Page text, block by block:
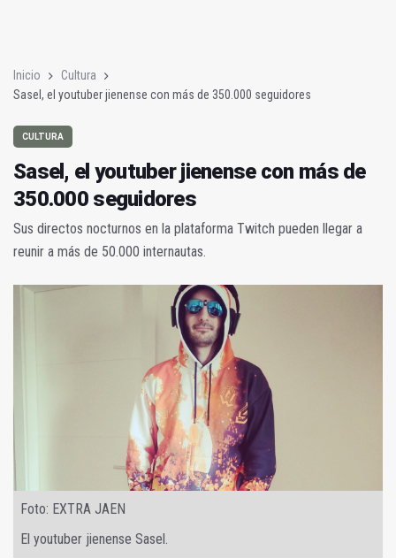
Inicio
Cultura
Sasel, el youtuber jienense con más de 350.000 seguidores
CULTURA
Sasel, el youtuber jienense con más de
350.000 seguidores
Sus directos nocturnos en la plataforma Twitch pueden llegar a
reunir a más de 50.000 internautas.
Foto: EXTRA JAEN
El youtuber jienense Sasel.